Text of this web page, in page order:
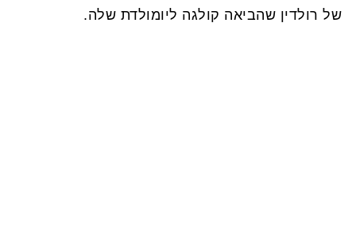
של רולדין שהביאה קולגה ליומולדת שלה.